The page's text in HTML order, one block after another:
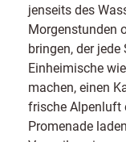
jenseits des
Morgenstunden
bringen, der
Einheimische
machen, einen
frische Alpenluft
Promenade